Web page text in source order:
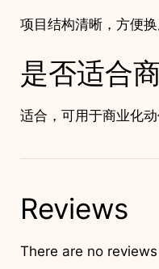
项目结构清晰，方便换
是否适合
适合，可用于商业化动
Reviews
There are no